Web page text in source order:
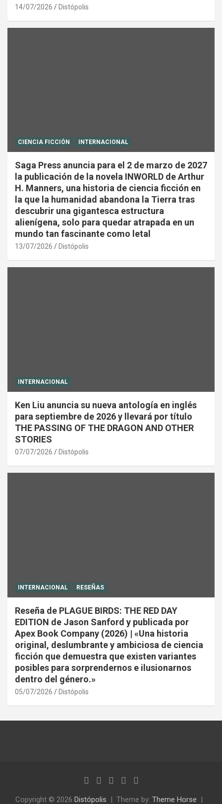
14/07/2026 Distópolis
CIENCIA FICCIÓN INTERNACIONAL
Saga Press anuncia para el 2 de marzo de 2027
la publicación de la novela INWORLD de Arthur
H. Manners, una historia de ciencia ficción en
la que la humanidad abandona la Tierra tras
descubrir una gigantesca estructura
alienígena, solo para quedar atrapada en un
mundo tan fascinante como letal
13/07/2026 Distópolis
INTERNACIONAL
Ken Liu anuncia su nueva antología en inglés
para septiembre de 2026 y llevará por título
THE PASSING OF THE DRAGON AND OTHER
STORIES
07/07/2026 Distópolis
INTERNACIONAL RESEÑAS
Reseña de PLAGUE BIRDS: THE RED DAY
EDITION de Jason Sanford y publicada por
Apex Book Company (2026) | «Una historia
original, deslumbrante y ambiciosa de ciencia
ficción que demuestra que existen variantes
posibles para sorprendernos e ilusionarnos
dentro del género.»
05/07/2026 Distópolis
Copyright © 2026 Distópolis Theme by: Theme Horse